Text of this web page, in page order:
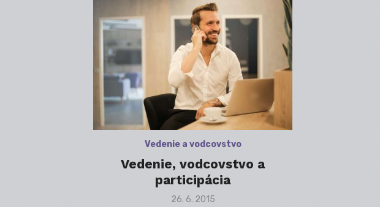
Vedenie a vodcovstvo
Vedenie, vodcovstvo a
participácia
Posted
26. 6. 2015